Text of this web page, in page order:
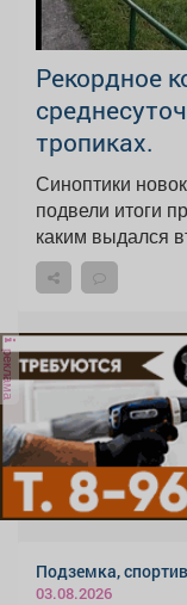
Рекордное
тропиках.
Синоптики
подвели итоги
каким выдался
реклама
Подземка,
03.08.2026